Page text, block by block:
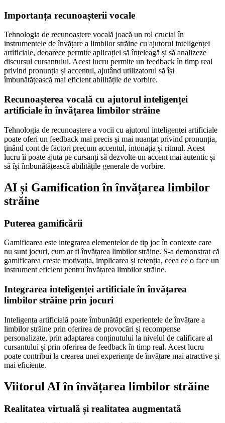
Importanța recunoașterii vocale
Tehnologia de recunoaștere vocală joacă un rol crucial în
instrumentele de învățare a limbilor străine cu ajutorul inteligenței
artificiale, deoarece permite aplicației să înțeleagă și să analizeze
discursul cursantului. Acest lucru permite un feedback în timp real
privind pronunția și accentul, ajutând utilizatorul să își
îmbunătățească mai eficient abilitățile de vorbire.
Recunoașterea vocală cu ajutorul inteligenței
artificiale în învățarea limbilor străine
Tehnologia de recunoaștere a vocii cu ajutorul inteligenței artificiale
poate oferi un feedback mai precis și mai nuanțat privind pronunția,
ținând cont de factori precum accentul, intonația și ritmul. Acest
lucru îi poate ajuta pe cursanți să dezvolte un accent mai autentic și
să își îmbunătățească abilitățile generale de vorbire.
AI și Gamification în învățarea limbilor
străine
Puterea gamificării
Gamificarea este integrarea elementelor de tip joc în contexte care
nu sunt jocuri, cum ar fi învățarea limbilor străine. S-a demonstrat că
gamificarea crește motivația, implicarea și retenția, ceea ce o face un
instrument eficient pentru învățarea limbilor străine.
Integrarea inteligenței artificiale în învățarea
limbilor străine prin jocuri
Inteligența artificială poate îmbunătăți experiențele de învățare a
limbilor străine prin oferirea de provocări și recompense
personalizate, prin adaptarea conținutului la nivelul de calificare al
cursantului și prin oferirea de feedback în timp real. Acest lucru
poate contribui la crearea unei experiențe de învățare mai atractive și
mai eficiente.
Viitorul AI în învățarea limbilor străine
Realitatea virtuală și realitatea augmentată